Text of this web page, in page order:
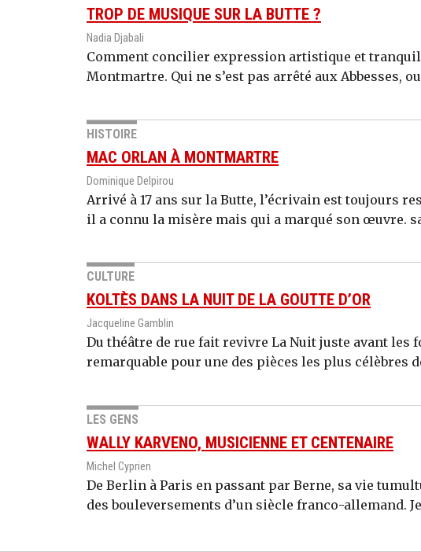
TROP DE MUSIQUE SUR LA BUTTE ?
Nadia Djabali
Comment concilier expression artistique et
Montmartre. Qui ne s’est pas arrêté aux Abbesses,
HISTOIRE
MAC ORLAN À MONTMARTRE
Dominique Delpirou
Arrivé à 17 ans sur la Butte, l’écrivain est toujours
il a connu la misère mais qui a marqué son œuvre.
CULTURE
KOLTÈS DANS LA NUIT DE LA GOUTTE D’OR
Jacqueline Gamblin
Du théâtre de rue fait revivre La Nuit juste avant les
remarquable pour une des pièces les plus célèbres
LES GENS
WALLY KARVENO, MUSICIENNE ET CENTENAIRE
Michel Cyprien
De Berlin à Paris en passant par Berne, sa vie
des bouleversements d’un siècle franco-allemand.